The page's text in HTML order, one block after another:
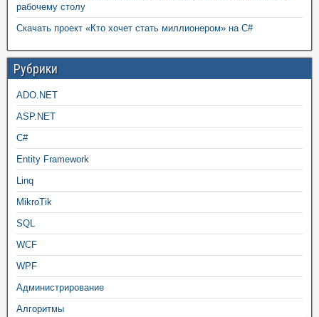
рабочему столу
Скачать проект «Кто хочет стать миллионером» на C#
Рубрики
ADO.NET
ASP.NET
C#
Entity Framework
Linq
MikroTik
SQL
WCF
WPF
Администрирование
Алгоритмы